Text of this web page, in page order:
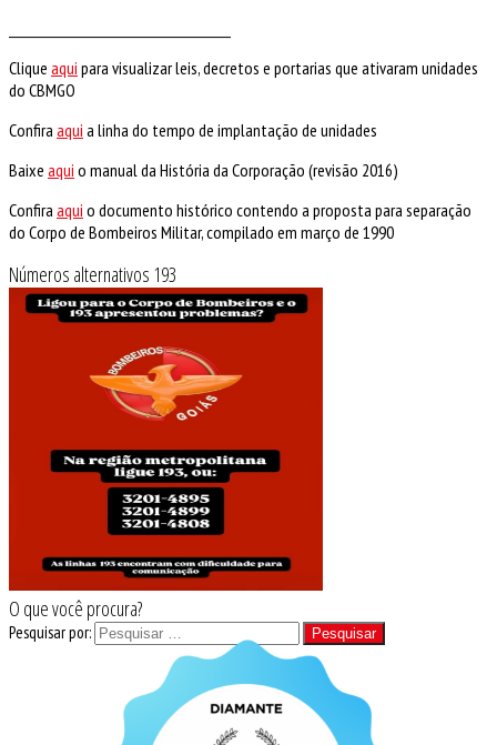
Clique aqui para visualizar leis, decretos e portarias que ativaram unidades
do CBMGO
Confira aqui a linha do tempo de implantação de unidades
Baixe aqui o manual da História da Corporação (revisão 2016)
Confira aqui o documento histórico contendo a proposta para separação
do Corpo de Bombeiros Militar, compilado em março de 1990
Números alternativos 193
O que você procura?
Pesquisar por: